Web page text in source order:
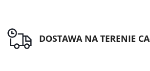
DOSTAWA NA TERENIE